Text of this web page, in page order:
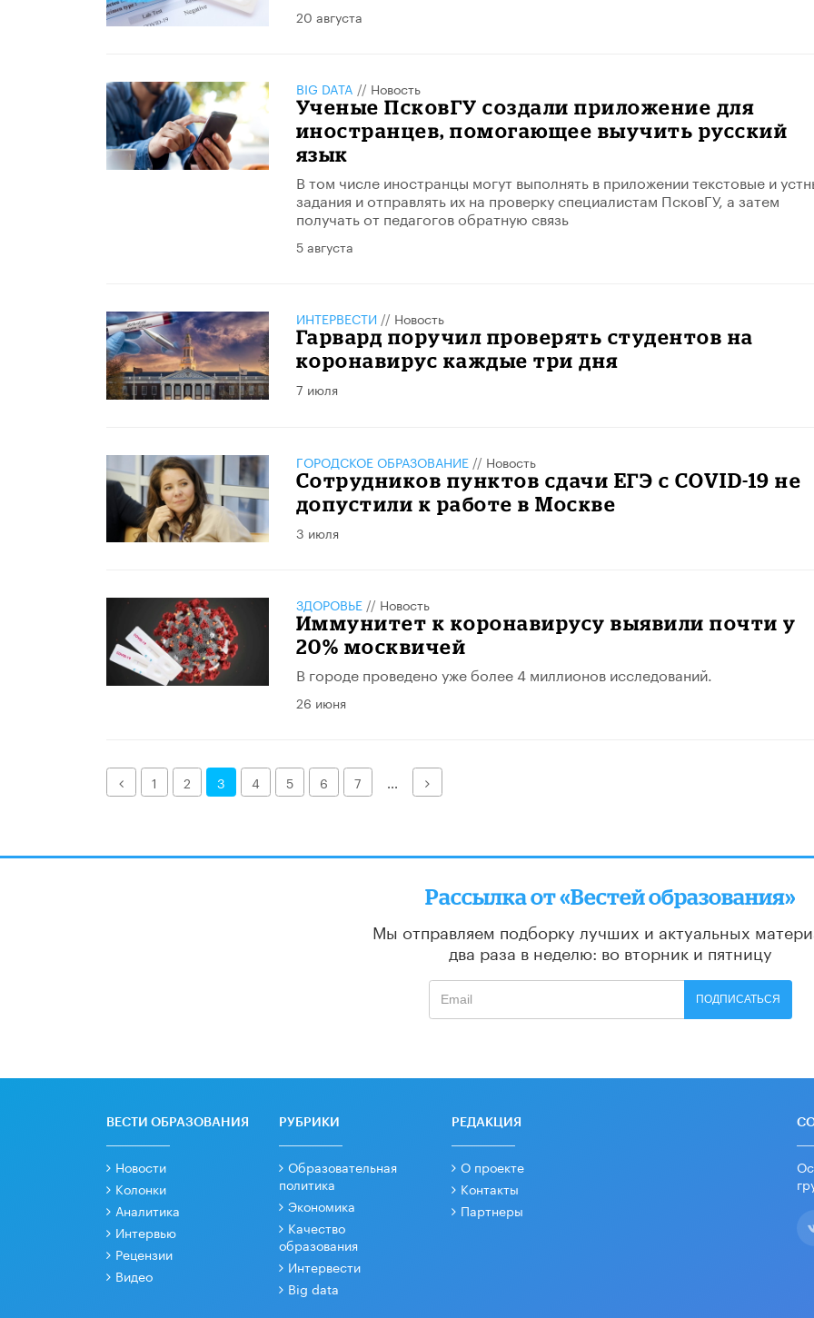
20 августа
BIG DATA // Новость
Ученые ПсковГУ создали приложение для
иностранцев, помогающее выучить русский
язык
В том числе иностранцы могут выполнять в приложении текстовые и
задания и отправлять их на проверку специалистам ПсковГУ, а затем
получать от педагогов обратную связь
5 августа
ИНТЕРВЕСТИ // Новость
Гарвард поручил проверять студентов на
коронавирус каждые три дня
7 июля
ГОРОДСКОЕ ОБРАЗОВАНИЕ// Новость
Сотрудников пунктов сдачи ЕГЭ с COVID-19 не
допустили к работе в Москве
3 июля
ЗДОРОВЬЕ// Новость
Иммунитет к коронавирусу выявили почти у
20% москвичей
​В городе проведено уже более 4 миллионов исследований.
26 июня
Назад1 2 3 4 5 6 7 ... Далее
Рассылка от «Вестей образования»
Мы отправляем подборку лучших и актуальных
два раза в неделю: во вторник и пятницу
ПОДПИСАТЬСЯ
ВЕСТИ ОБРАЗОВАНИЯ
Новости
Колонки
Аналитика
Интервью
Рецензии
Видео
РУБРИКИ
Образовательная
политика
Экономика
Качество
образования
Интервести
Big data
РЕДАКЦИЯ
О проекте
Контакты
Партнеры